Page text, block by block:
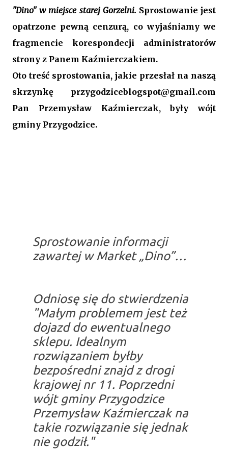
"Dino" w miejsce starej Gorzelni. Sprostowanie jest
opatrzone pewną cenzurą, co wyjaśniamy we
fragmencie korespondecji administratorów
strony z Panem Kaźmierczakiem.
Oto treść sprostowania, jakie przesłał na naszą
skrzynkę przygodziceblogspot@gmail.com
Pan Przemysław Kaźmierczak, były wójt
gminy Przygodzice.
Sprostowanie informacji
zawartej w Market „Dino”…
Odniosę się do stwierdzenia
"Małym problemem jest też
dojazd do ewentualnego
sklepu. Idealnym
rozwiązaniem byłby
bezpośredni znajd z drogi
krajowej nr 11. Poprzedni
wójt gminy Przygodzice
Przemysław Kaźmierczak na
takie rozwiązanie się jednak
nie godził."